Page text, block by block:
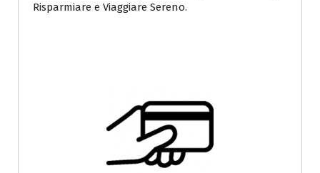
Risparmiare e Viaggiare Sereno.